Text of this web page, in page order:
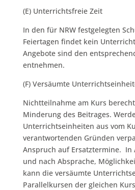
(E) Unterrichtsfreie Zeit
In den für NRW festgelegten
Feiertagen findet kein
Angebote sind den
entnehmen.
(F) Versäumte
Nichtteilnahme am Kurs
Minderung des Beitrages.
Unterrichtseinheiten aus vom
verantwortenden Gründen
Anspruch auf Ersatztermine. In
und nach Absprache,
kann die versäumte
Parallelkursen der gleichen